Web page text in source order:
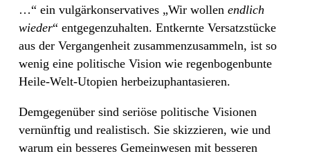
…“ ein vulgärkonservatives „Wir wollen endlich
wieder“ entgegenzuhalten. Entkernte Versatzstücke
aus der Vergangenheit zusammenzusammeln, ist so
wenig eine politische Vision wie regenbogenbunte
Heile-Welt-Utopien herbeizuphantasieren.
Demgegenüber sind seriöse politische Visionen
vernünftig und realistisch. Sie skizzieren, wie und
warum ein besseres Gemeinwesen mit besseren